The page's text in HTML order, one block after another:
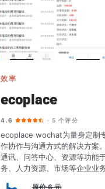
效率
ecoplace
4.6 · 5 个评分
ecoplace wochat为量身定制
作协作与沟通方式的解决方案
通讯、问答中心、资源等功能
务、人力资源、市场等企业业
原价6 元